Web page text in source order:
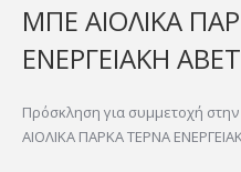
ΜΠΕ ΑΙΟΛΙΚΑ
ΕΝΕΡΓΕΙΑΚΗ
Πρόσκληση για συμμετοχή
ΑΙΟΛΙΚΑ ΠΑΡΚΑ ΤΕΡΝΑ